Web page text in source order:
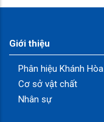
Giới thiệu
Phân hiệu Khánh Hòa
Cơ sở vật chất
Nhân sự